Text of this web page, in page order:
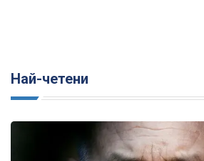
Най-четени